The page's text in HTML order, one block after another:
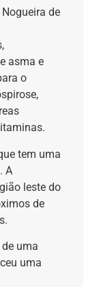
de
asma e
o
tem uma
A
leste do
de
uma
uma